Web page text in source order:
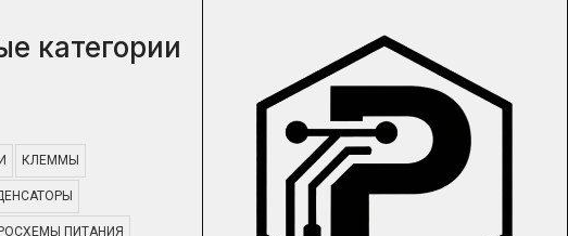
категории
КЛЕММЫ
ПИТАНИЯ